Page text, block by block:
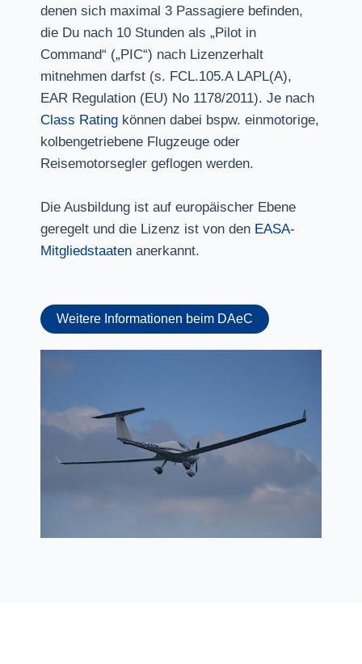
denen sich maximal 3 Passagiere befinden,
die Du nach 10 Stunden als „Pilot in
Command“ („PIC“) nach Lizenzerhalt
mitnehmen darfst (s. FCL.105.A LAPL(A),
EAR Regulation (EU) No 1178/2011). Je nach
Class Rating können dabei bspw. einmotorige,
kolbengetriebene Flugzeuge oder
Reisemotorsegler geflogen werden.
Die Ausbildung ist auf europäischer Ebene
geregelt und die Lizenz ist von den EASA-
Mitgliedstaaten anerkannt.
Weitere Informationen beim DAeC